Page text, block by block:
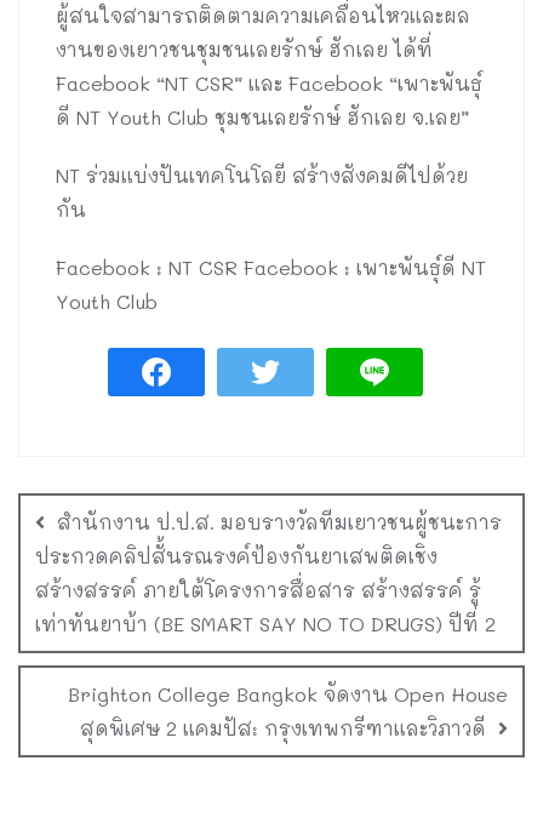
ผู้สนใจสามารถติดตามความเคลื่อนไหวและผล
งานของเยาวชนชุมชนเลยรักษ์ ฮักเลย ได้ที่
Facebook “NT CSR” และ Facebook “เพาะพันธุ์
ดี NT Youth Club ชุมชนเลยรักษ์ ฮักเลย จ.เลย”
NT ร่วมแบ่งปันเทคโนโลยี สร้างสังคมดีไปด้วย
กัน
Facebook : NT CSR Facebook : เพาะพันธุ์ดี NT
Youth Club
สำนักงาน ป.ป.ส. มอบรางวัลทีมเยาวชนผู้ชนะการ
ประกวดคลิปสั้นรณรงค์ป้องกันยาเสพติดเชิง
สร้างสรรค์ ภายใต้โครงการสื่อสาร สร้างสรรค์ รู้
เท่าทันยาบ้า (BE SMART SAY NO TO DRUGS) ปีที่ 2
Brighton College Bangkok จัดงาน Open House
สุดพิเศษ 2 แคมปัส: กรุงเทพกรีฑาและวิภาวดี